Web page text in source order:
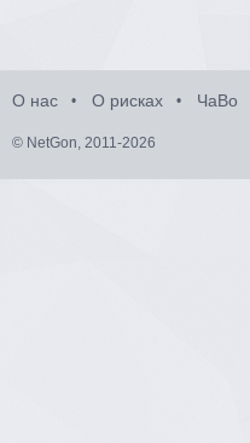
О нас О рисках ЧаВо
© NetGon, 2011-2026